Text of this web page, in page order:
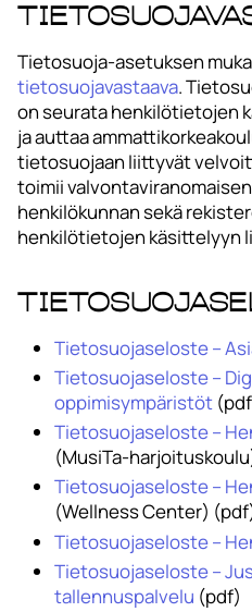
Tietosuoja-asetuksen
tietosuojavastaava.
on seurata henkilötietojen
ja auttaa
tietosuojaan liittyvät
toimii
henkilökunnan sekä
henkilötietojen käsittelyyn
Tietosuojaseloste –
Tietosuojaseloste –
oppimisympäristöt
Tietosuojaseloste –
(MusiTa-
Tietosuojaseloste –
(Wellness Center)
Tietosuojaseloste –
Tietosuojaseloste –
tallennuspalvelu (pdf)